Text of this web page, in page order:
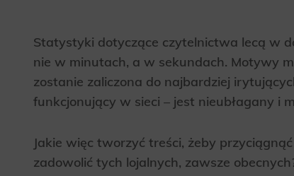
Statystyki dotyczące czytelnictwa lecą w
nie w minutach, a w sekundach. Motywy
zostanie zaliczona do najbardziej
funkcjonujący w sieci – jest nieubłagany i
Jakie więc tworzyć treści, żeby
zadowolić tych lojalnych, zawsze